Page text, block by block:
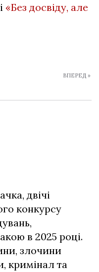
«Без досвіду, але
ВПЕРЕД »
двічі
конкурсу
в 2025 році.
злочини
кримінал та